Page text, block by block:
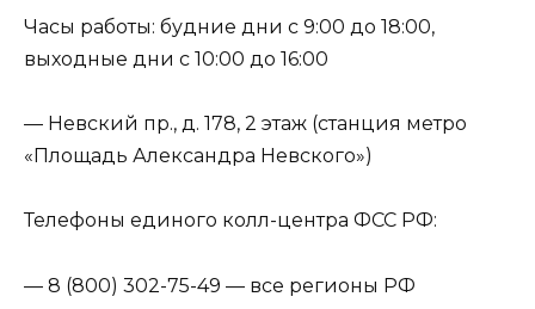
Часы работы: будние дни с 9:00 до 18:00,
выходные дни с 10:00 до 16:00
— Невский пр., д. 178, 2 этаж (станция метро
«Площадь Александра Невского»)
Телефоны единого колл-центра ФСС РФ:
— 8 (800) 302-75-49 — все регионы РФ